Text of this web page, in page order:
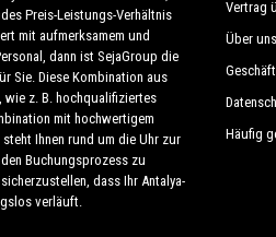
Sie können sich auf unsere
und raus .
vom Flughafen Antalya und
von oder nach Kargicak,
Gebieten in Kargicak; All dies
Preis-Leistungs-Verhältnis
mit aufmerksamem und
dann ist SejaGroup die
Sie. Diese Kombination aus
wie z. B. hochqualifiziertes
mit hochwertigem
Ihnen rund um die Uhr zur
Buchungsprozess zu
dass Ihr Antalya-
verläuft.
Vertrag
Über uns
Häufig